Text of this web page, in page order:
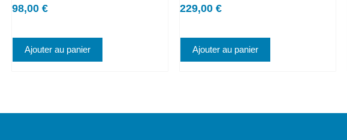
98,00 €
Ajouter au panier
229,00 €
Ajouter au panier